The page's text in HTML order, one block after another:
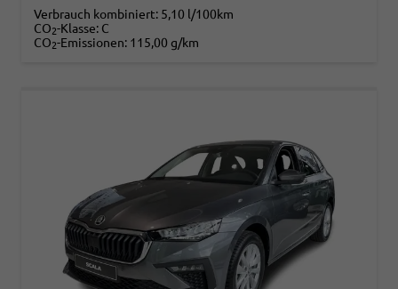
Verbrauch kombiniert: 5,10 l/100km
CO2-Klasse: C
CO2-Emissionen: 115,00 g/km